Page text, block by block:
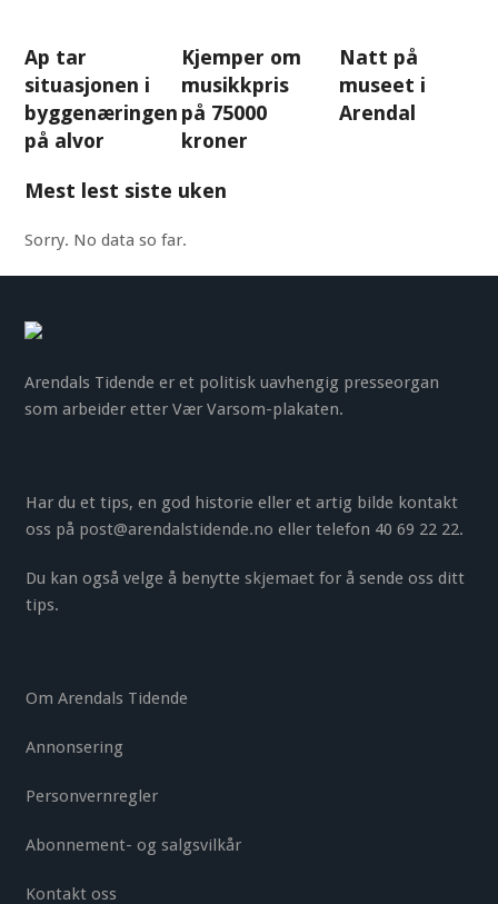
Ap tar
situasjonen i
byggenæringen
på alvor
Kjemper om
musikkpris
på 75000
kroner
Natt på
museet i
Arendal
Mest lest siste uken
Sorry. No data so far.
Arendals Tidende er et politisk uavhengig presseorgan
som arbeider etter Vær Varsom-plakaten.
Har du et tips, en god historie eller et artig bilde kontakt
oss på post@arendalstidende.no eller telefon 40 69 22 22.
Du kan også velge å benytte skjemaet for å sende oss ditt
tips.
Om Arendals Tidende
Annonsering
Personvernregler
Abonnement- og salgsvilkår
Kontakt oss